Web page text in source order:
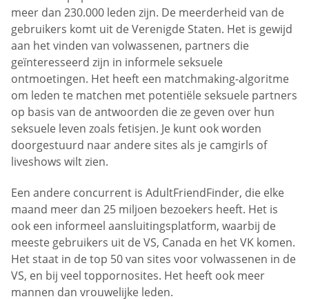
meer dan 230.000 leden zijn. De meerderheid van de
gebruikers komt uit de Verenigde Staten. Het is gewijd
aan het vinden van volwassenen, partners die
geïnteresseerd zijn in informele seksuele
ontmoetingen. Het heeft een matchmaking-algoritme
om leden te matchen met potentiële seksuele partners
op basis van de antwoorden die ze geven over hun
seksuele leven zoals fetisjen. Je kunt ook worden
doorgestuurd naar andere sites als je camgirls of
liveshows wilt zien.
Een andere concurrent is AdultFriendFinder, die elke
maand meer dan 25 miljoen bezoekers heeft. Het is
ook een informeel aansluitingsplatform, waarbij de
meeste gebruikers uit de VS, Canada en het VK komen.
Het staat in de top 50 van sites voor volwassenen in de
VS, en bij veel toppornosites. Het heeft ook meer
mannen dan vrouwelijke leden.